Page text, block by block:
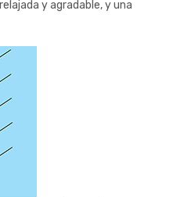
y agradable, y una